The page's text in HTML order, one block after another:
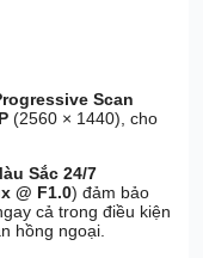
Scan
(2560 × 1440), cho
Sắc 24/7
@ F1.0) đảm bảo
cả trong điều kiện
hồng ngoại.